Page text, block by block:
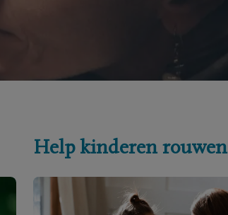
Help kinderen rouwen